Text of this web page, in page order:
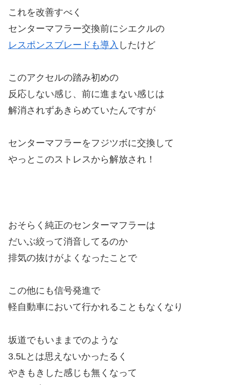
これを改善すべく
センターマフラー交換前にシエクルの
レスポンスブレードも導入 したけど
このアクセルの踏み初めの
反応しない感じ、前に進まない感じは
解消されずあきらめていたんですが
センターマフラーをフジツボに交換して
やっとこのストレスから解放され！
おそらく純正のセンターマフラーは
だいぶ絞って消音してるのか
排気の抜けがよくなったことで
この他にも信号発進で
軽自動車において行かれることもなくなり
坂道でもいままでのような
3.5Lとは思えないかったるく
やきもきした感じも無くなって